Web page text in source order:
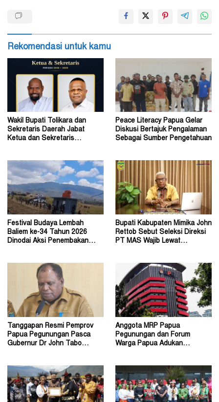
Rekomendasi untuk kamu
Wakil Bupati Tolikara dan
Sekretaris Daerah Jabat
Ketua dan Sekretaris
Peace Literacy Papua Gelar
Diskusi Bertajuk Pengalaman
Sebagai Sumber Pengetahuan
Festival Budaya Lembah
Baliem ke-34 Tahun 2026
Dinodai Aksi Penembakan
Bupati Kabupaten Mimika John
Rettob Sebut Seleksi Direksi
PT MAS Wajib Lewat
Tanggapan Resmi Pemprov
Papua Pegunungan Pasca
Gubernur Dr John Tabo
Anggota MRP Papua
Pegunungan dan Forum
Warga Papua Adukan